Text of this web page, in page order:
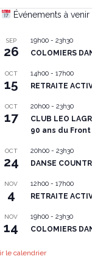
Événements à
SEP
26
19h00 - 23h30
COLOMIERS
OCT
15
14h00 - 17h00
RETRAITE
OCT
17
20h00 - 23h30
CLUB LEO
90 ans du
OCT
24
20h00 - 23h30
DANSE
NOV
4
12h00 - 17h00
RETRAITE
NOV
14
19h00 - 23h30
COLOMIERS
le calendrier